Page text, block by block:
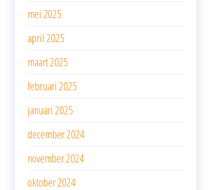
mei 2025
april 2025
maart 2025
februari 2025
januari 2025
december 2024
november 2024
oktober 2024